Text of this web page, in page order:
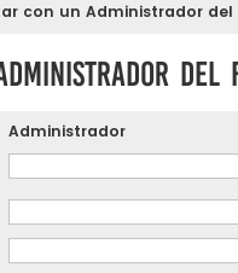
con un Administrador del
del
Administrador